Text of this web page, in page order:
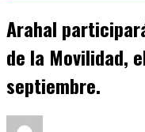
Arahal
de la Movilidad,
septiembre.